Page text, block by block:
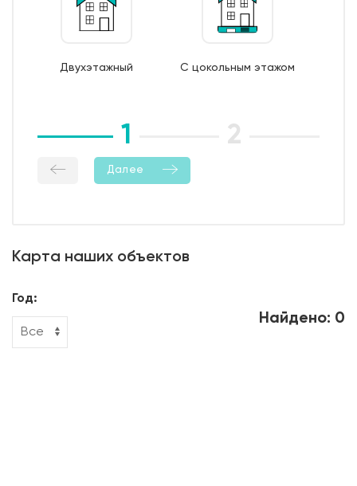
7. Монтаж опалубки из обрезной доски;
влажностный режима);
Двухэтажный С цокольным этажом
1 2
Далее
Карта наших объектов
Год:
Найдено: 0